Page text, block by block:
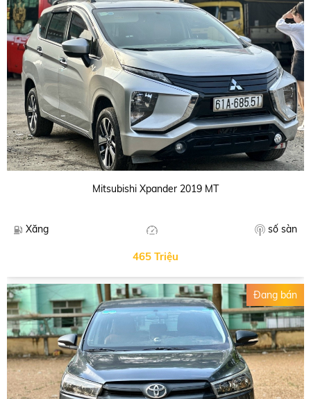
Mitsubishi Xpander 2019 MT
Xăng số sàn
465 Triệu
Đang bán